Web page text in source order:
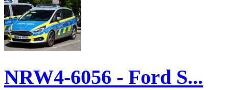
NRW4-6056 - Ford S...